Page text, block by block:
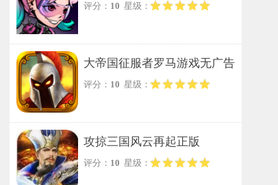
版
评分： 10 星级：
大帝国征服者罗马游戏无广告
版
评分： 10 星级：
攻掠三国风云再起正版
评分： 10 星级：